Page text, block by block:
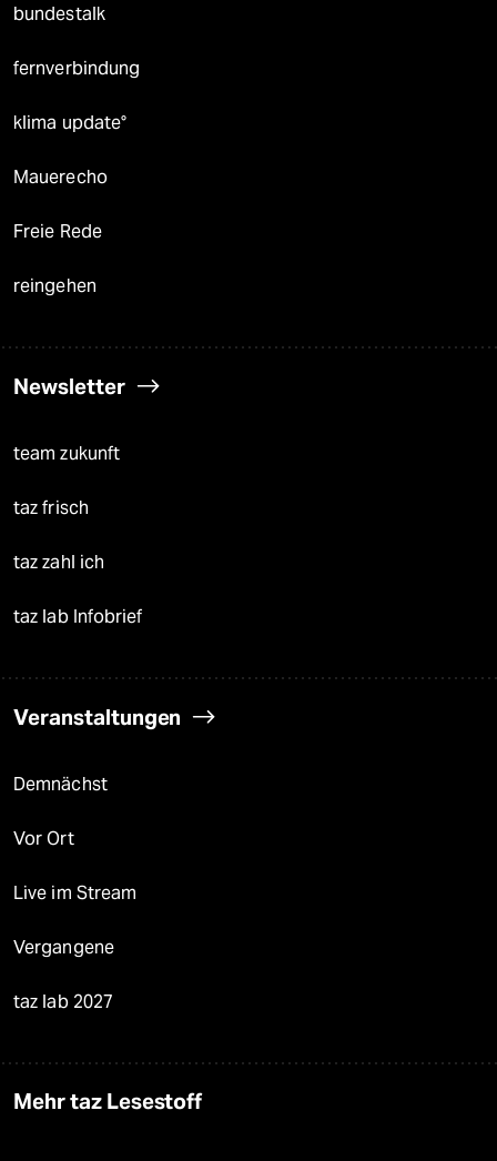
bundestalk
fernverbindung
klima update°
Mauerecho
Freie Rede
reingehen
Newsletter
team zukunft
taz frisch
taz zahl ich
taz lab Infobrief
Veranstaltungen
Demnächst
Vor Ort
Live im Stream
Vergangene
taz lab 2027
Mehr taz Lesestoff